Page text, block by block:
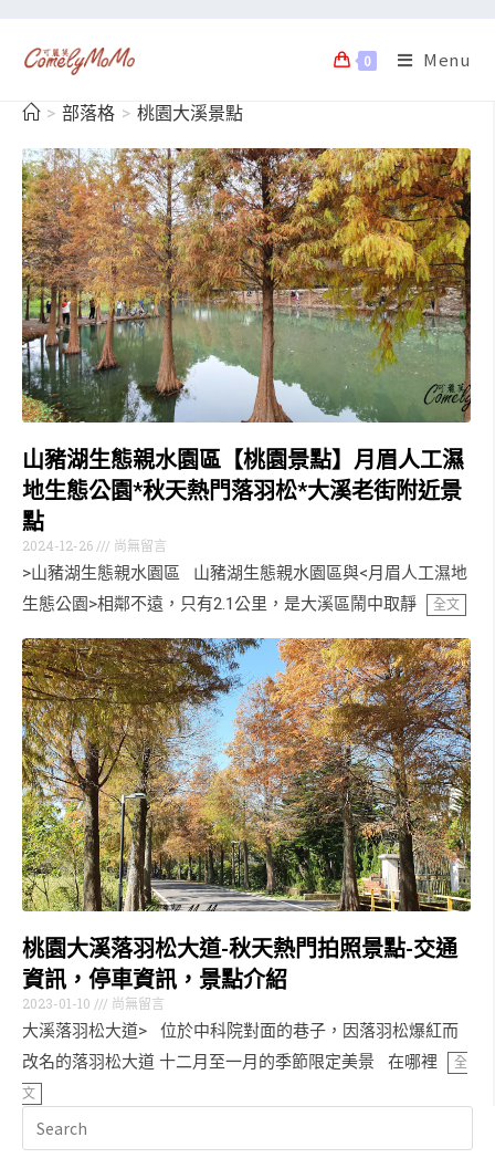
0 Menu
> 部落格 > 桃園大溪景點
山豬湖生態親水園區【桃園景點】月眉人工濕
地生態公園*秋天熱門落羽松*大溪老街附近景
點
2024-12-26 尚無留言
>山豬湖生態親水園區 山豬湖生態親水園區與<月眉人工濕地
生態公園>相鄰不遠，只有2.1公里，是大溪區鬧中取靜
全文
桃園大溪落羽松大道-秋天熱門拍照景點-交通
資訊，停車資訊，景點介紹
2023-01-10 尚無留言
大溪落羽松大道> 位於中科院對面的巷子，因落羽松爆紅而
改名的落羽松大道 十二月至一月的季節限定美景 在哪裡
全
文